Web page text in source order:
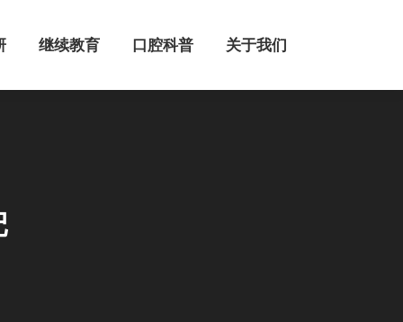
继续教育 口腔科普 关于我们